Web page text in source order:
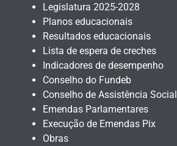
Legislatura 2025-2028
Planos educacionais
Resultados educacionais
Lista de espera de creches
Indicadores de desempenho
Conselho do Fundeb
Conselho de Assistência Social
Emendas Parlamentares
Execução de Emendas Pix
Obras